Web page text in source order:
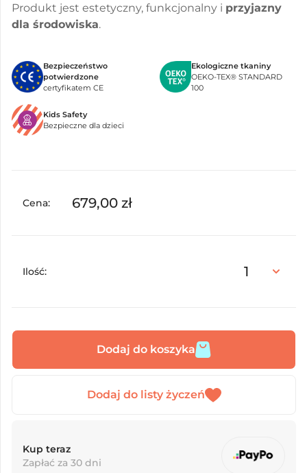
Produkt jest estetyczny, funkcjonalny i przyjazny
dla środowiska.
Bezpieczeństwo
potwierdzone
certyfikatem CE
Ekologiczne tkaniny
OEKO-TEX® STANDARD
100
Kids Safety
Bezpieczne dla dzieci
Ilość:
Cena: 679,00 zł
Dodaj do koszyka
Kup teraz
Zapłać za 30 dni